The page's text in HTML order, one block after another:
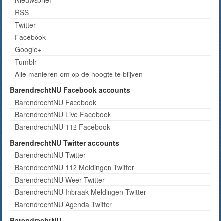
RSS
Twitter
Facebook
Google+
Tumblr
Alle manieren om op de hoogte te blijven
BarendrechtNU Facebook accounts
BarendrechtNU Facebook
BarendrechtNU Live Facebook
BarendrechtNU 112 Facebook
BarendrechtNU Twitter accounts
BarendrechtNU Twitter
BarendrechtNU 112 Meldingen Twitter
BarendrechtNU Weer Twitter
BarendrechtNU Inbraak Meldingen Twitter
BarendrechtNU Agenda Twitter